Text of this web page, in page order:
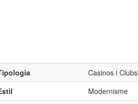
Casinos i Clubs
Modernisme